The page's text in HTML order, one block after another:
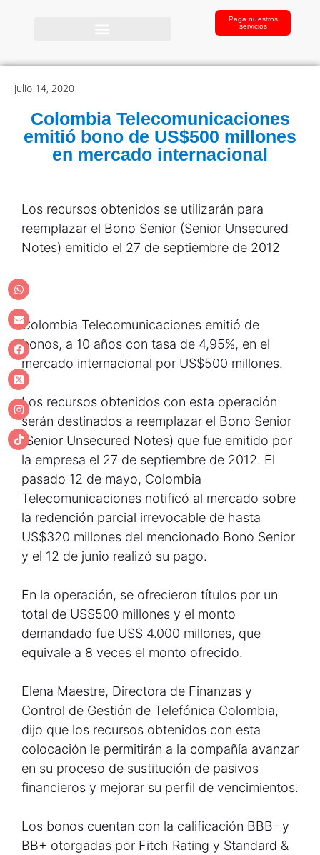
Paga nuestros
servicios
julio 14, 2020
Colombia Telecomunicaciones
emitió bono de US$500 millones
en mercado internacional
Los recursos obtenidos se utilizarán para
reemplazar el Bono Senior (Senior Unsecured
Notes) emitido el 27 de septiembre de 2012
Colombia Telecomunicaciones emitió de
bonos, a 10 años con tasa de 4,95%, en el
mercado internacional por US$500 millones.
Los recursos obtenidos con esta operación
serán destinados a reemplazar el Bono Senior
(Senior Unsecured Notes) que fue emitido por
la empresa el 27 de septiembre de 2012. El
pasado 12 de mayo, Colombia
Telecomunicaciones notificó al mercado sobre
la redención parcial irrevocable de hasta
US$320 millones del mencionado Bono Senior
y el 12 de junio realizó su pago.
En la operación, se ofrecieron títulos por un
total de US$500 millones y el monto
demandado fue US$ 4.000 millones, que
equivale a 8 veces el monto ofrecido.
Elena Maestre, Directora de Finanzas y
Control de Gestión de Telefónica Colombia,
dijo que los recursos obtenidos con esta
colocación le permitirán a la compañía avanzar
en su proceso de sustitución de pasivos
financieros y mejorar su perfil de vencimientos.
Los bonos cuentan con la calificación BBB- y
BB+ otorgadas por Fitch Rating y Standard &